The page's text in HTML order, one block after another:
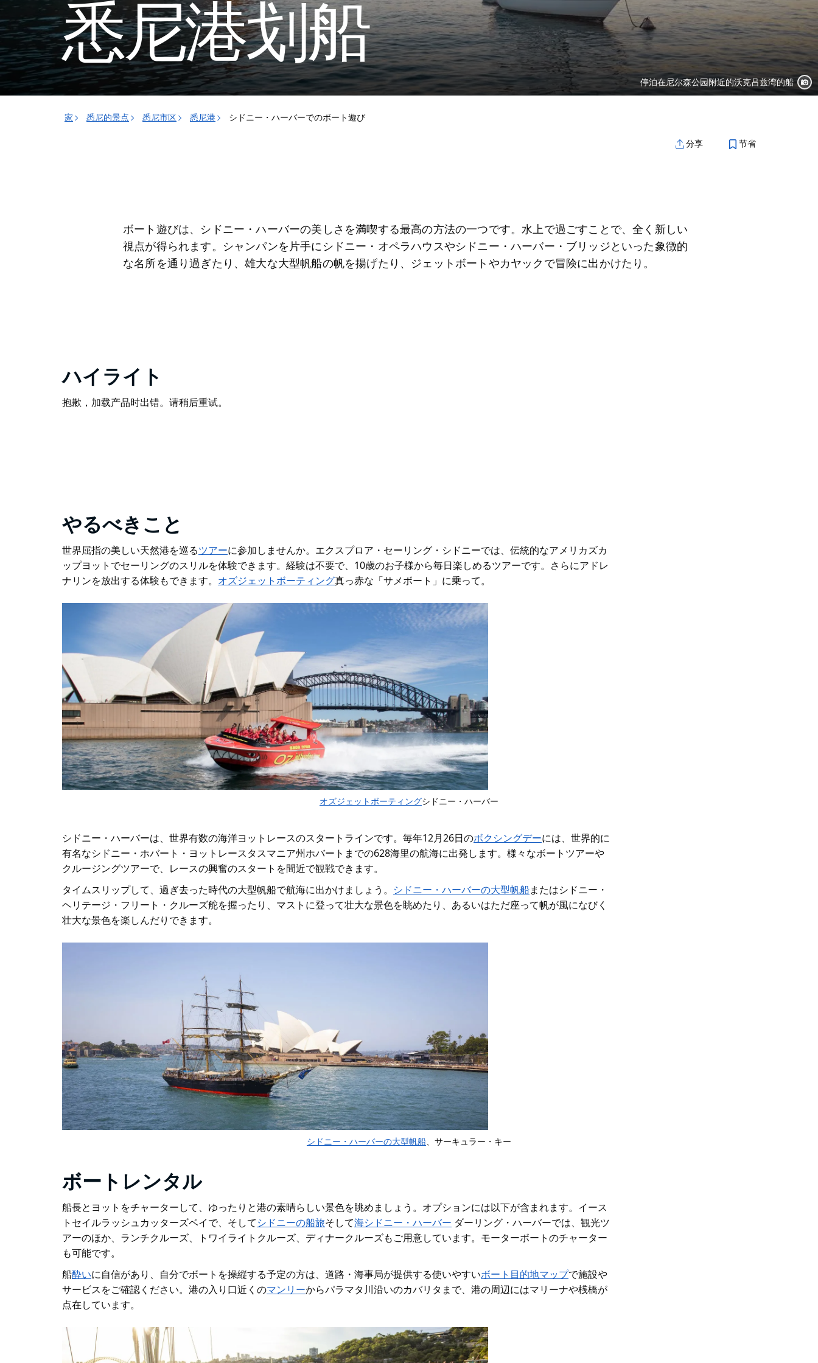
悉尼港划船
停泊在尼尔森公园附近的沃克吕兹湾的船
家 悉尼的景点 悉尼市区 悉尼港 シドニー・ハーバーでのボート遊び
分享 节省
ボート遊びは、シドニー・ハーバーの美しさを満喫する最高の方法の一つです。水上で過ごすことで、全く新しい
視点が得られます。シャンパンを片手にシドニー・オペラハウスやシドニー・ハーバー・ブリッジといった象徴的
な名所を通り過ぎたり、雄大な大型帆船の帆を揚げたり、ジェットボートやカヤックで冒険に出かけたり。
ハイライト
抱歉，加载产品时出错。请稍后重试。
やるべきこと
世界屈指の美しい天然港を巡るツアーに参加しませんか。エクスプロア・セーリング・シドニーでは、伝統的なアメリカズカ
ップヨットでセーリングのスリルを体験できます。経験は不要で、10歳のお子様から毎日楽しめるツアーです。さらにアドレ
ナリンを放出する体験もできます。 オズジェットボーティング真っ赤な「サメボート」に乗って。
オズジェットボーティングシドニー・ハーバー
シドニー・ハーバーは、世界有数の海洋ヨットレースのスタートラインです。毎年12月26日のボクシングデーには、世界的に
有名なシドニー・ホバート・ヨットレースタスマニア州ホバートまでの628海里の航海に出発します。様々なボートツアーや
クルージングツアーで、レースの興奮のスタートを間近で観戦できます。
タイムスリップして、過ぎ去った時代の大型帆船で航海に出かけましょう。 シドニー・ハーバーの大型帆船またはシドニー・
ヘリテージ・フリート・クルーズ舵を握ったり、マストに登って壮大な景色を眺めたり、あるいはただ座って帆が風になびく
壮大な景色を楽しんだりできます。
シドニー・ハーバーの大型帆船、サーキュラー・キー
ボートレンタル
船長とヨットをチャーターして、ゆったりと港の素晴らしい景色を眺めましょう。オプションには以下が含まれます。 イース
トセイルラッシュカッターズベイで、そしてシドニーの船旅そして海シドニー・ハーバー ダーリング・ハーバーでは、観光ツ
アーのほか、ランチクルーズ、トワイライトクルーズ、ディナークルーズもご用意しています。モーターボートのチャーター
も可能です。
船酔いに自信があり、自分でボートを操縦する予定の方は、道路・海事局が提供する使いやすいボート目的地マップで施設や
サービスをご確認ください。港の入り口近くのマンリーからパラマタ川沿いのカバリタまで、港の周辺にはマリーナや桟橋が
点在しています。